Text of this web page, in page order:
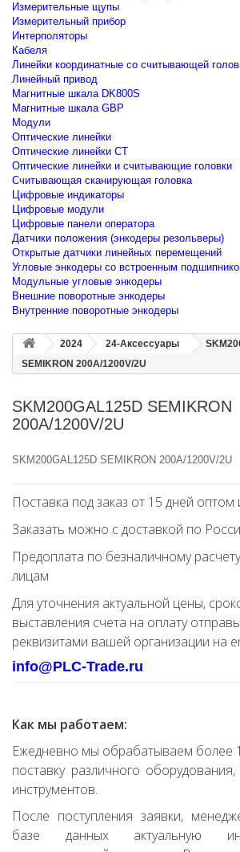
Измерительные щупы
Измерительный прибор
Интерполяторы
Кабеля
Линейки координатные со считывающей
Линейный привод
Магнитные шкала DK800S
Магнитные шкала GBP
Модули
Оптические линейки
Оптические линейки CT
Оптические линейки и считывающие головки
Считывающая сканирующая головка
Цифровые индикаторы
Цифровые модули
Цифровые панели оператора
Датчики положения (энкодеры резольверы)
Открытые датчики линейных перемещений
Угловые энкодеры со встроенным
Модульные угловые энкодеры
Внешние поворотные энкодеры
Внутренние поворотные энкодеры
2024 24-Аксессуары
SEMIKRON 200A/1200V/2U
SKM200GAL125D SEMIKRON
200A/1200V/2U
SKM200GAL125D SEMIKRON 200A/1200V/2U
Поставка под заказ от 15 дней оптом
Заказать можно с доставкой по
Предоплата по безналичному
лицам
Для уточнения актуальной цены,
выставления счета на оплату
реквизитами вашей организации на
info@PLC-Trade.ru
Как мы работаем:
Ежедневно мы обрабатываем более
поставку различного
инструментов.
После поступления заявки,
базе данных актуальную